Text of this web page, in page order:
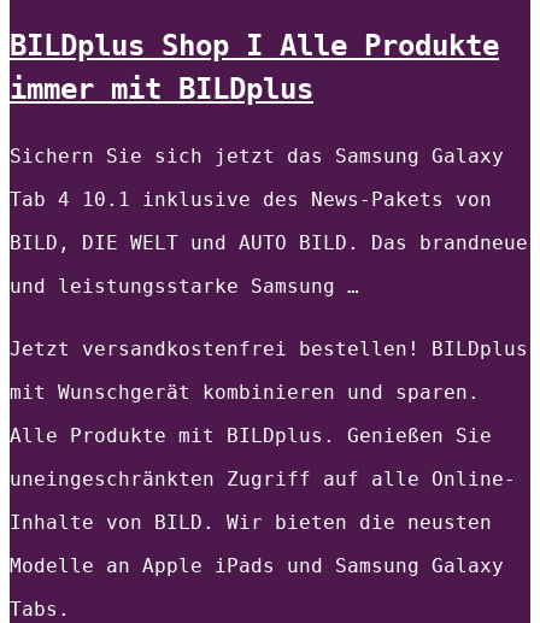
BILDplus Shop I Alle Produkte
immer mit BILDplus
Sichern Sie sich jetzt das Samsung Galaxy
Tab 4 10.1 inklusive des News-Pakets von
BILD, DIE WELT und AUTO BILD. Das brandneue
und leistungsstarke Samsung …
Jetzt versandkostenfrei bestellen! BILDplus
mit Wunschgerät kombinieren und sparen.
Alle Produkte mit BILDplus. Genießen Sie
uneingeschränkten Zugriff auf alle Online-
Inhalte von BILD. Wir bieten die neusten
Modelle an Apple iPads und Samsung Galaxy
Tabs.